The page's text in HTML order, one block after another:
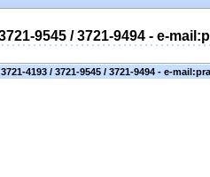
9545 / 3721-9494 - e-
4193 / 3721-9545 / 3721-9494 - e-